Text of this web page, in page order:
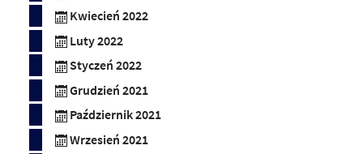
Kwiecień 2022
Luty 2022
Styczeń 2022
Grudzień 2021
Październik 2021
Wrzesień 2021